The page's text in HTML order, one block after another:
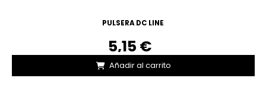
PULSERA DC LINE
5,15 €
Añadir al carrito